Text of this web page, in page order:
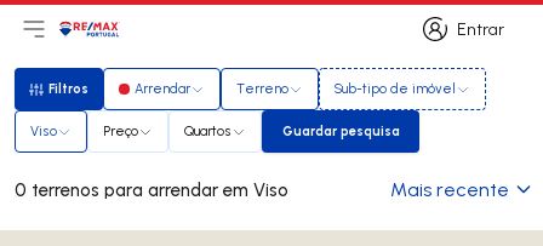
Entrar
Entrar
Abri menu principal
LogoIr para página inicial
Filtros
Filtros Arrendar Terreno Sub-tipo de imóvel
Viso Preço Quartos Guardar pesquisa
Guardar pesquisa
0 terrenos para arrendar em Viso Mais recente